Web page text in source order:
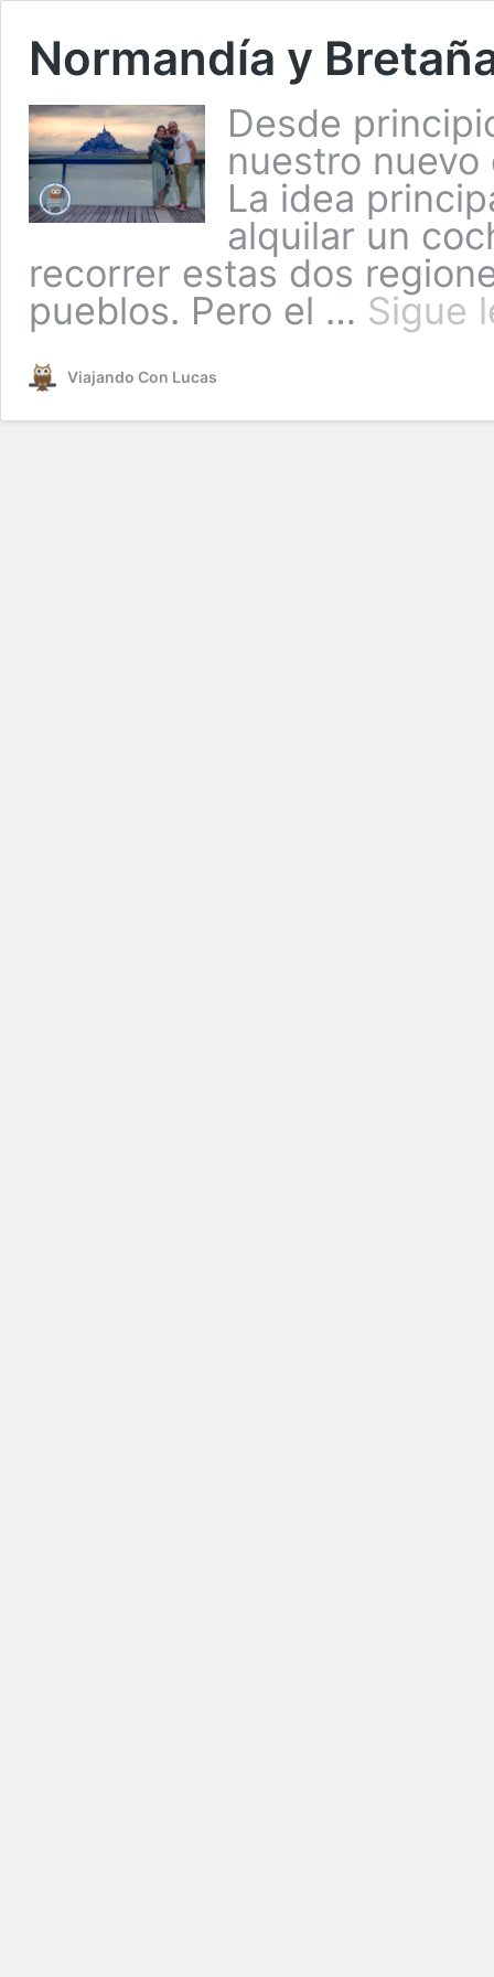
Normandía y
Desde
nuestro
La idea
alquilar un
recorrer estas dos
pueblos. Pero el … Sigue
Viajando Con Lucas